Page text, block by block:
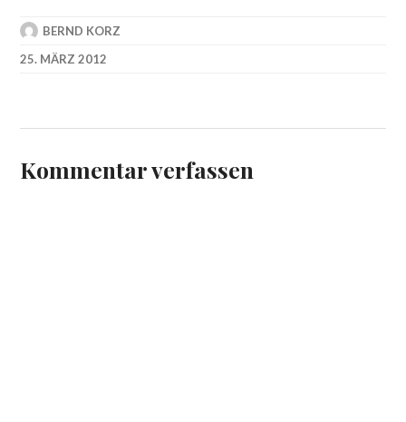
BERND KORZ
25. MÄRZ 2012
Kommentar verfassen